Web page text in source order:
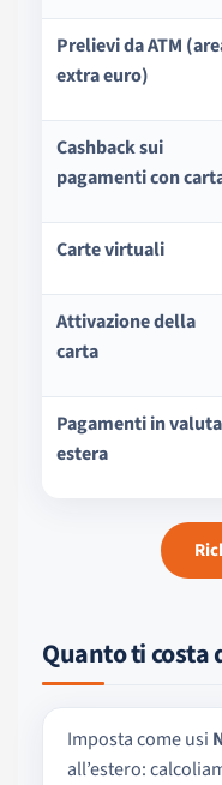
Prelievi da ATM
extra euro)
Cashback sui
pagamenti con
Carte virtuali
Attivazione della
carta
Pagamenti in valuta
estera
Quanto ti costa
Imposta come usi
all’estero: